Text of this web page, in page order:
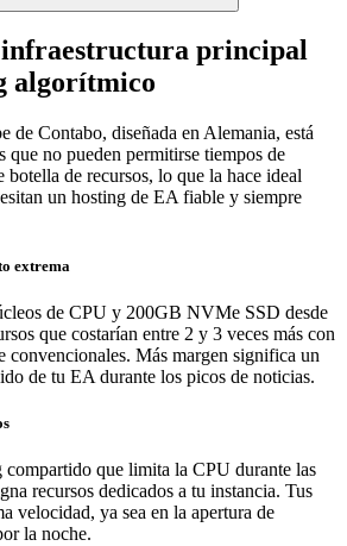
infraestructura principal
algorítmico
de Contabo, diseñada en Alemania, está
que no pueden permitirse tiempos de
de recursos, lo que la hace ideal
un hosting de EA fiable y siempre
extrema
de CPU y 200GB NVMe SSD desde
que costarían entre 2 y 3 veces más con
convencionales. Más margen significa un
de tu EA durante los picos de noticias.
que limita la CPU durante las
recursos dedicados a tu instancia. Tus
velocidad, ya sea en la apertura de
la noche.